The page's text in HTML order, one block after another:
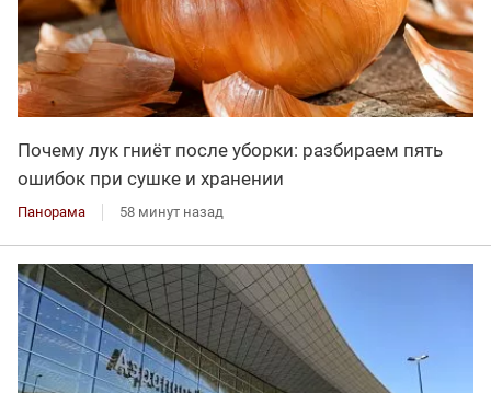
Почему лук гниёт после уборки: разбираем пять
ошибок при сушке и хранении
Панорама 58 минут назад